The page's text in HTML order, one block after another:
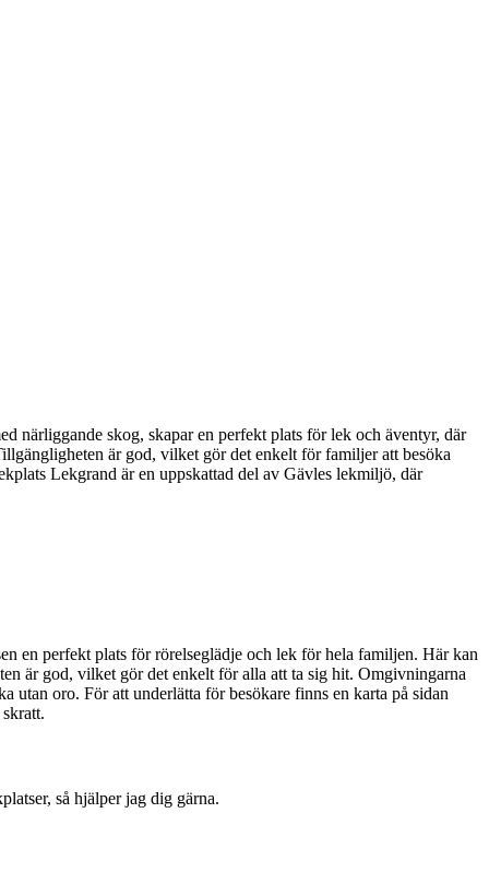
närliggande skog, skapar en perfekt plats för lek och äventyr, där
är god, vilket gör det enkelt för familjer att besöka
Lekgrand är en uppskattad del av Gävles lekmiljö, där
en perfekt plats för rörelseglädje och lek för hela familjen. Här kan
är god, vilket gör det enkelt för alla att ta sig hit. Omgivningarna
utan oro. För att underlätta för besökare finns en karta på sidan
så hjälper jag dig gärna.